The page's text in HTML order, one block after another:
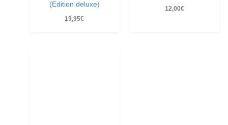
(Edition deluxe)
19,95€
12,00€